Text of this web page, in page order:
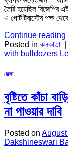
তৈরি হয়েছিল বিজেপির
ও পোর্ট ট্রাস্টের পক্ষ
Continue reading
Posted in কলকাতা
with bulldozers
জেলা
বৃষ্টিতে কাঁচা
না পাওয়ার দাবি
Posted on
Dakshineswari